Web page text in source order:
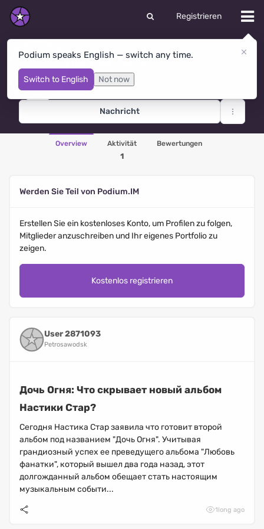
Registrieren
Podium speaks English — switch any time.
Switch to English Not now
User 2871093
Petrosawodsk· Russland
Nachricht
Overview Aktivität
1
Bewertungen
Werden Sie Teil von Podium.IM
Erstellen Sie ein kostenloses Konto, um Profilen zu folgen,
Mitglieder anzuschreiben und Ihr eigenes Portfolio zu
zeigen.
Kostenlos registrieren
User 2871093
Petrosawodsk
Дочь Огня: Что скрывает новый альбом
Настики Стар?
Сегодня Настика Стар заявила что готовит второй
альбом под названием "Дочь Огня". Учитывая
грандиозный успех ее преведущего альбома "Любовь
фанатки", который вышел два года назад, этот
долгожданный альбом обещает стать настоящим
музыкальным событи...
1long ago